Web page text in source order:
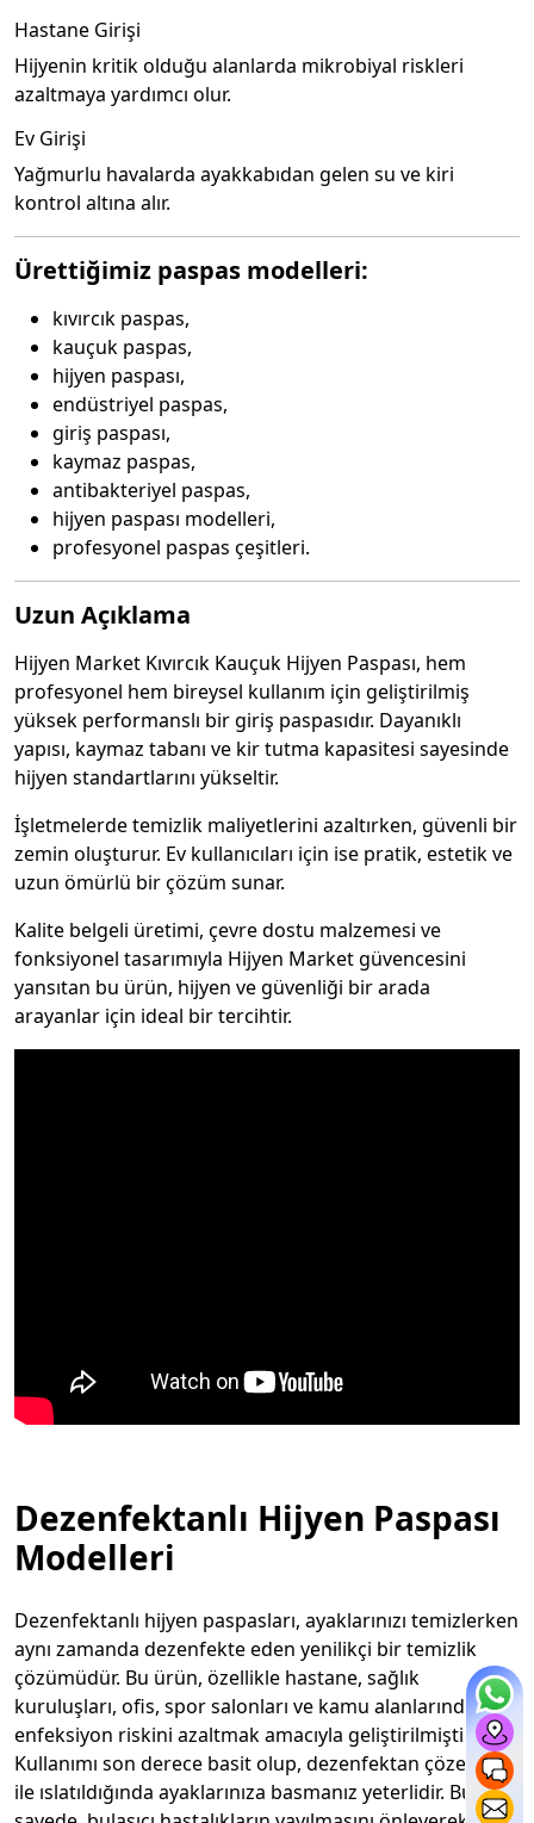
Hastane Girişi
Hijyenin kritik olduğu alanlarda mikrobiyal riskleri
azaltmaya yardımcı olur.
Ev Girişi
Yağmurlu havalarda ayakkabıdan gelen su ve kiri
kontrol altına alır.
Ürettiğimiz paspas modelleri:
kıvırcık paspas,
kauçuk paspas,
hijyen paspası,
endüstriyel paspas,
giriş paspası,
kaymaz paspas,
antibakteriyel paspas,
hijyen paspası modelleri,
profesyonel paspas çeşitleri.
Uzun Açıklama
Hijyen Market Kıvırcık Kauçuk Hijyen Paspası, hem
profesyonel hem bireysel kullanım için geliştirilmiş
yüksek performanslı bir giriş paspasıdır. Dayanıklı
yapısı, kaymaz tabanı ve kir tutma kapasitesi sayesinde
hijyen standartlarını yükseltir.
İşletmelerde temizlik maliyetlerini azaltırken, güvenli bir
zemin oluşturur. Ev kullanıcıları için ise pratik, estetik ve
uzun ömürlü bir çözüm sunar.
Kalite belgeli üretimi, çevre dostu malzemesi ve
fonksiyonel tasarımıyla Hijyen Market güvencesini
yansıtan bu ürün, hijyen ve güvenliği bir arada
arayanlar için ideal bir tercihtir.
Dezenfektanlı Hijyen Paspası
Modelleri
Dezenfektanlı hijyen paspasları, ayaklarınızı temizlerken
aynı zamanda dezenfekte eden yenilikçi bir temizlik
çözümüdür. Bu ürün, özellikle hastane, sağlık
kuruluşları, ofis, spor salonları ve kamu alanlarında
enfeksiyon riskini azaltmak amacıyla geliştirilmiştir.
Kullanımı son derece basit olup, dezenfektan çözeltisi
ile ıslatıldığında ayaklarınıza basmanız yeterlidir. Bu